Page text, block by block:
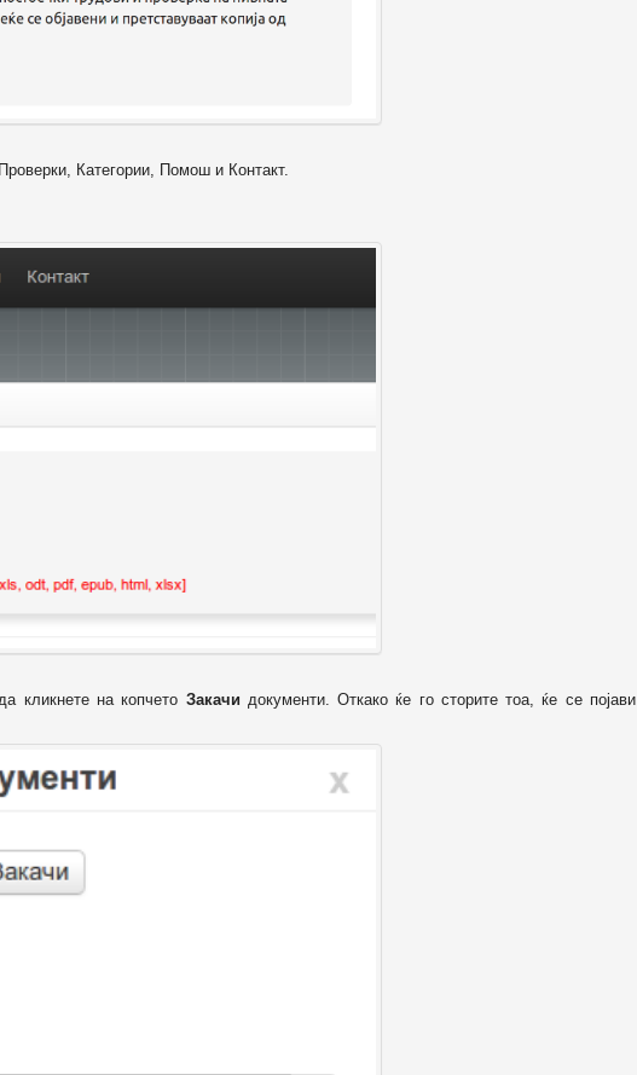
Категории, Помош и Контакт.
кликнете на копчето Закачи документи. Откако ќе го сторите тоа, ќе се појави